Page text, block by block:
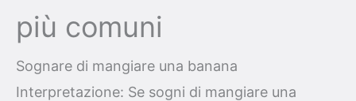
più comuni
Sognare di mangiare una banana
Interpretazione: Se sogni di mangiare una